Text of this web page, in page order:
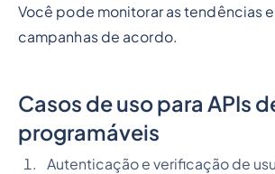
Você pode monitorar as tendências
campanhas de acordo.
Casos de uso para APIs
programáveis
Autenticação e verificação de